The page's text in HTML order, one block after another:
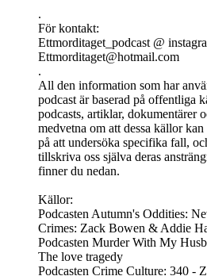
.
För kontakt:
Ettmorditaget_podcast @
Ettmorditaget@hotmail.com
.
All den information som har
podcast är baserad på offentliga
podcasts, artiklar, dokumentärer
medvetna om att dessa källor
på att undersöka specifika fall,
tillskriva oss själva deras
finner du nedan.
Källor:
Podcasten Autumn's Oddities:
Crimes: Zack Bowen & Addie
Podcasten Murder With My
The love tragedy
Podcasten Crime Culture: 340 -